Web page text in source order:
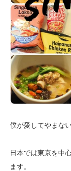
僕が愛してやまな
日本では東京を中
ます。